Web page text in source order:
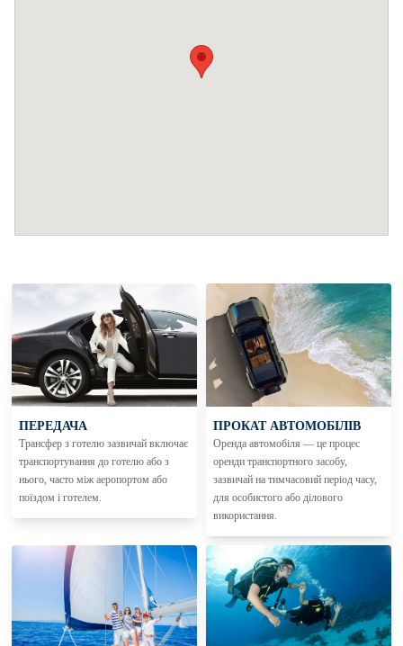
ПЕРЕДАЧА
Трансфер з готелю зазвичай включає
транспортування до готелю або з
нього, часто між аеропортом або
поїздом і готелем.
ПРОКАТ АВТОМОБІЛІВ
Оренда автомобіля — це процес
оренди транспортного засобу,
зазвичай на тимчасовий період часу,
для особистого або ділового
використання.